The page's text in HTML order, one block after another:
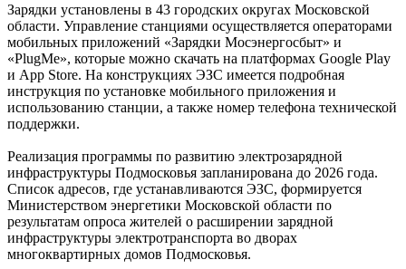
Зарядки установлены в 43 городских округах Московской
области. Управление станциями осуществляется операторами
мобильных приложений «Зарядки Мосэнергосбыт» и
«PlugMe», которые можно скачать на платформах Google Play
и App Store. На конструкциях ЭЗС имеется подробная
инструкция по установке мобильного приложения и
использованию станции, а также номер телефона технической
поддержки.
Реализация программы по развитию электрозарядной
инфраструктуры Подмосковья запланирована до 2026 года.
Список адресов, где устанавливаются ЭЗС, формируется
Министерством энергетики Московской области по
результатам опроса жителей о расширении зарядной
инфраструктуры электротранспорта во дворах
многоквартирных домов Подмосковья.